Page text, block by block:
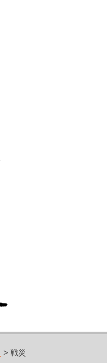
> 戦災